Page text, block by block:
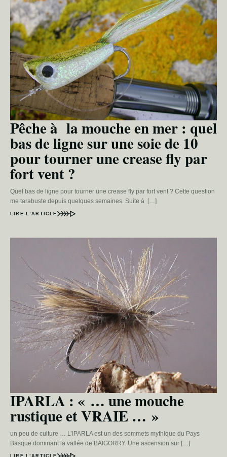
Pêche à la mouche en mer : quel
bas de ligne sur une soie de 10
pour tourner une crease fly par
fort vent ?
Quel bas de ligne pour tourner une crease fly par fort vent ? Cette question
me tarabuste depuis quelques semaines. Suite à […]
LIRE L’ARTICLE
IPARLA : « … une mouche
rustique et VRAIE … »
un peu de culture … L’IPARLA est un des sommets mythique du Pays
Basque dominant la vallée de BAIGORRY. Une ascension sur […]
LIRE L’ARTICLE